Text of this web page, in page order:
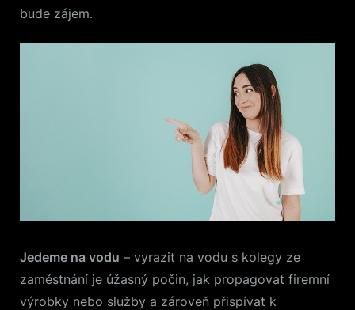
bude zájem.
Jedeme na vodu – vyrazit na vodu s kolegy ze
zaměstnání je úžasný počin, jak propagovat firemní
výrobky nebo služby a zároveň přispívat k